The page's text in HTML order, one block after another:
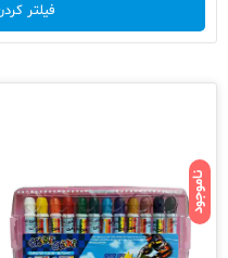
فیلتر
ناموجود